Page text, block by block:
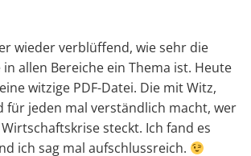
wieder verblüffend, wie sehr die
allen Bereiche ein Thema ist. Heute
witzige PDF-Datei. Die mit Witz,
für jeden mal verständlich macht, wer
steckt. Ich fand es
ich sag mal aufschlussreich.